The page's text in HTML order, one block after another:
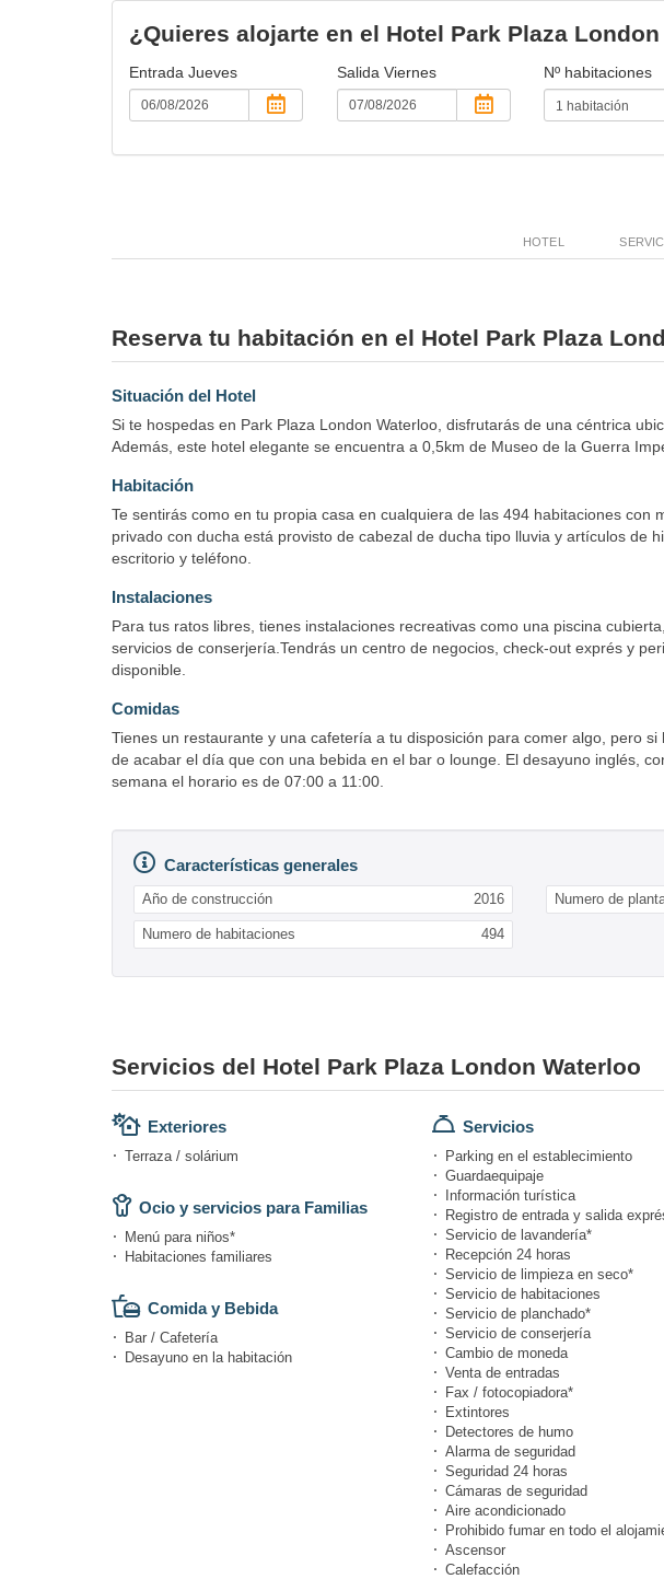
¿Quieres alojarte en el Hotel Park Plaza
Entrada Jueves Salida Viernes Nº habitaciones
HOTEL
Reserva tu habitación en el Hotel Park Plaza
Situación del Hotel
Si te hospedas en Park Plaza London Waterloo, disfrutarás de una céntrica
Además, este hotel elegante se encuentra a 0,5km de Museo de la Guerra
Habitación
Te sentirás como en tu propia casa en cualquiera de las 494 habitaciones
privado con ducha está provisto de cabezal de ducha tipo lluvia y artículos de
escritorio y teléfono.
Instalaciones
Para tus ratos libres, tienes instalaciones recreativas como una piscina
servicios de conserjería.Tendrás un centro de negocios, check-out exprés y
disponible.
Comidas
Tienes un restaurante y una cafetería a tu disposición para comer algo, pero
de acabar el día que con una bebida en el bar o lounge. El desayuno inglés,
semana el horario es de 07:00 a 11:00.
Características generales
Año de construcción 2016 Numero de
Numero de habitaciones 494
Servicios del Hotel Park Plaza London Waterloo
Exteriores
Terraza / solárium
Ocio y servicios para Familias
Menú para niños*
Habitaciones familiares
Comida y Bebida
Bar / Cafetería
Desayuno en la habitación
Servicios
Parking en el establecimiento
Guardaequipaje
Información turística
Registro de entrada y salida
Servicio de lavandería*
Recepción 24 horas
Servicio de limpieza en seco*
Servicio de habitaciones
Servicio de planchado*
Servicio de conserjería
Cambio de moneda
Venta de entradas
Fax / fotocopiadora*
Extintores
Detectores de humo
Alarma de seguridad
Seguridad 24 horas
Cámaras de seguridad
Aire acondicionado
Prohibido fumar en todo el
Ascensor
Calefacción